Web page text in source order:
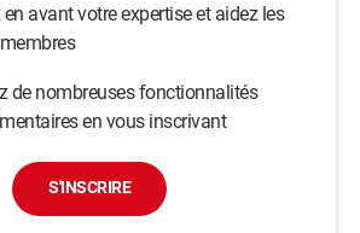
avant votre expertise et aidez les
de nombreuses fonctionnalités
en vous inscrivant
S'INSCRIRE